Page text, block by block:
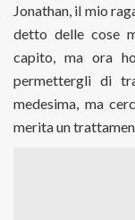
Jonathan, il mio
detto delle cose
capito, ma ora
permettergli di
medesima, ma
merita un